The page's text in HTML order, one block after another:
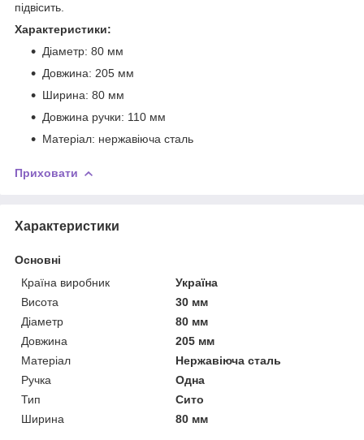
підвісить.
Характеристики:
Діаметр: 80 мм
Довжина: 205 мм
Ширина: 80 мм
Довжина ручки: 110 мм
Матеріал: нержавіюча сталь
Приховати
Характеристики
Основні
Країна виробник
Україна
Висота
30 мм
Діаметр
80 мм
Довжина
205 мм
Матеріал
Нержавіюча сталь
Ручка
Одна
Тип
Сито
Ширина
80 мм